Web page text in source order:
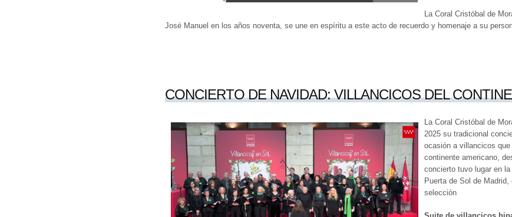
La Coral Cristóbal de
José Manuel en los años noventa, se une en espíritu a este acto de recuerdo y homenaje a su
CONCIERTO DE NAVIDAD: VILLANCICOS DEL
La Coral Cristóbal de
2025 su tradicional
ocasión a villancicos
continente americano,
concierto tuvo lugar en
Puerta de Sol de
selección